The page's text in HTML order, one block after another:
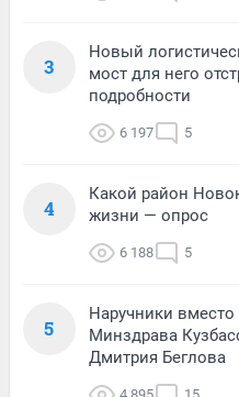
3
Новый
мост для него
подробности
6 197 5
4
Какой район
жизни — опрос
6 188 5
5
Наручники вместо
Минздрава
Дмитрия Беглова